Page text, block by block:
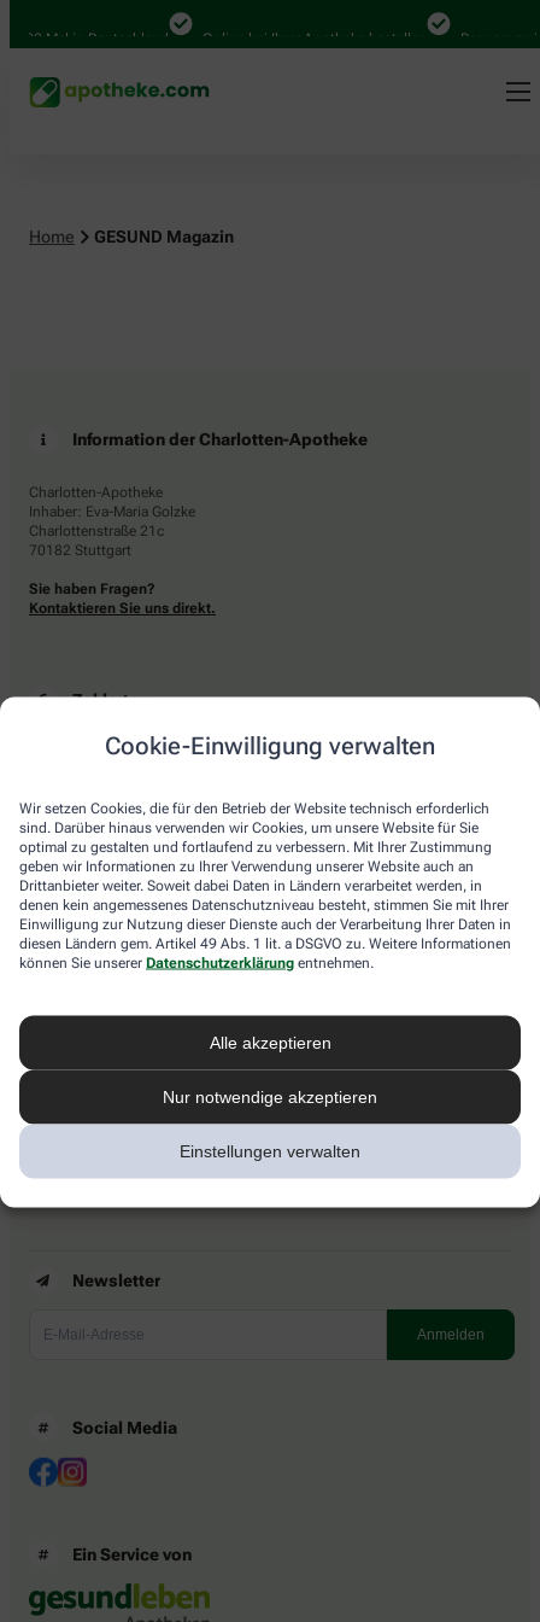
Cookie-Einwilligung verwalten
Wir setzen Cookies, die für den Betrieb der Website technisch erforderlich
sind. Darüber hinaus verwenden wir Cookies, um unsere Website für Sie
optimal zu gestalten und fortlaufend zu verbessern. Mit Ihrer Zustimmung
geben wir Informationen zu Ihrer Verwendung unserer Website auch an
Drittanbieter weiter. Soweit dabei Daten in Ländern verarbeitet werden, in
denen kein angemessenes Datenschutzniveau besteht, stimmen Sie mit Ihrer
Einwilligung zur Nutzung dieser Dienste auch der Verarbeitung Ihrer Daten in
diesen Ländern gem. Artikel 49 Abs. 1 lit. a DSGVO zu. Weitere Informationen
können Sie unserer Datenschutzerklärung entnehmen.
Alle akzeptieren
Nur notwendige akzeptieren
Einstellungen verwalten
Mal in Deutschland Online bei Ihrer Apotheke bestellen Bequem
Home GESUND Magazin
Information der Charlotten-Apotheke
Charlotten-Apotheke
Inhaber: Eva-Maria Golzke
Charlottenstraße 21c
70182 Stuttgart
Sie haben Fragen?
Kontaktieren Sie uns direkt.
Zahlarten
Bar oder mit einer anderen akzeptierten Zahlungsart Ihrer Apotheke vor Ort.
Lieferarten
Abholung in der Apotheke
Botendienstlieferung
apotheke.com Informationen
Newsletter
Barrierefreiheitserklärung
Newsletter
Social Media
Ein Service von